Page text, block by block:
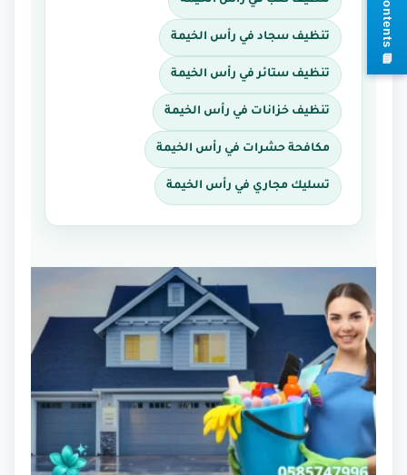
تنظيف سجاد في رأس الخيمة
تنظيف ستائر في رأس الخيمة
تنظيف خزانات في رأس الخيمة
مكافحة حشرات في رأس الخيمة
تسليك مجاري في رأس الخيمة
s